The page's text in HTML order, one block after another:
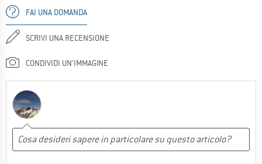
FAI UNA DOMANDA
SCRIVI UNA RECENSIONE
CONDIVIDI UN'IMMAGINE